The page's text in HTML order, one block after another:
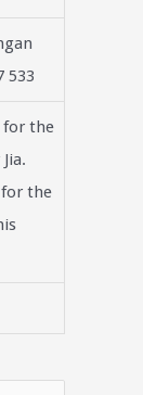
533
for the
the